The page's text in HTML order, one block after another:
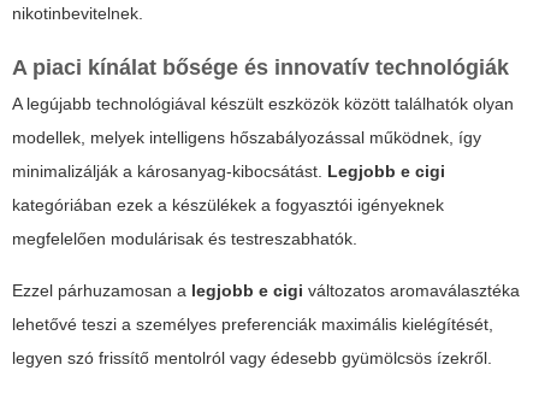
nikotinbevitelnek.
A piaci kínálat bősége és innovatív technológiák
A legújabb technológiával készült eszközök között találhatók olyan
modellek, melyek intelligens hőszabályozással működnek, így
minimalizálják a károsanyag-kibocsátást. Legjobb e cigi
kategóriában ezek a készülékek a fogyasztói igényeknek
megfelelően modulárisak és testreszabhatók.
Ezzel párhuzamosan a legjobb e cigi változatos aromaválasztéka
lehetővé teszi a személyes preferenciák maximális kielégítését,
legyen szó frissítő mentolról vagy édesebb gyümölcsös ízekről.